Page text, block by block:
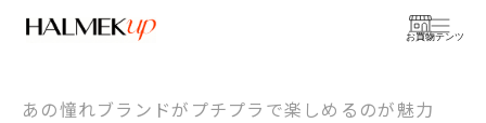
お買物
コンテンツ
あの憧れブランドがプチプラで楽しめるのが魅力